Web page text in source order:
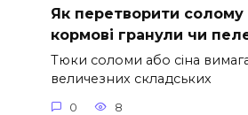
Як перетворити солому
кормові гранули чи
Тюки соломи або сіна
величезних складських
0 8